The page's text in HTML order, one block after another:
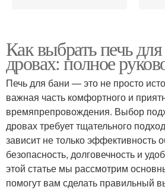
Печь для бани
Металлическая печь
Банная печь
Как выбрать печь
дровах: полное
Печь для бани — это не просто
важная часть комфортного и
времяпрепровождения. Выбор
дровах требует тщательного
зависит не только эффективность
безопасность, долговечность и
этой статье мы рассмотрим
помогут вам сделать правильный